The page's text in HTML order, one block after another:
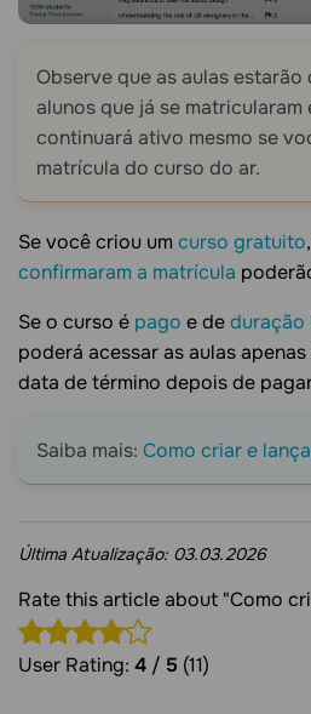
Observe que as aulas
alunos que já se matricularam
continuará ativo mesmo se
matrícula do curso do ar.
Se você criou um curso gratuito,
confirmaram a matrícula
Se o curso é pago e deduração
poderá acessar as aulas
data de término depois de
Saiba mais: Como criar e
Última Atualização: 03.03.2026
Rate this article about "Como
User Rating: 4 / 5 (11)